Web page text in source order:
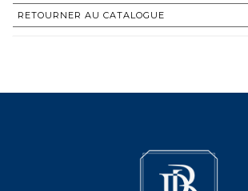
RETOURNER AU CATALOGUE